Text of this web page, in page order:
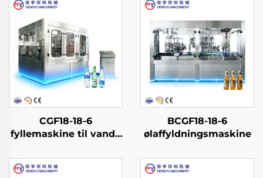
CGF18-18-6
fyllemaskine til vand i
BCGF18-18-6
ølaffyldningsmaskine